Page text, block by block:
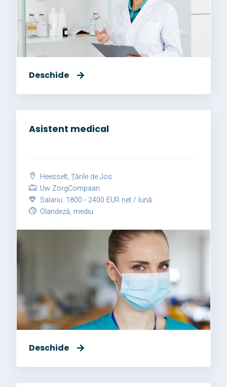
Deschide
Asistent medical
Heesselt, Țările de Jos
Uw ZorgCompaan
Salariu: 1800 - 2400 EUR net / lună
Olandeză, mediu
Deschide